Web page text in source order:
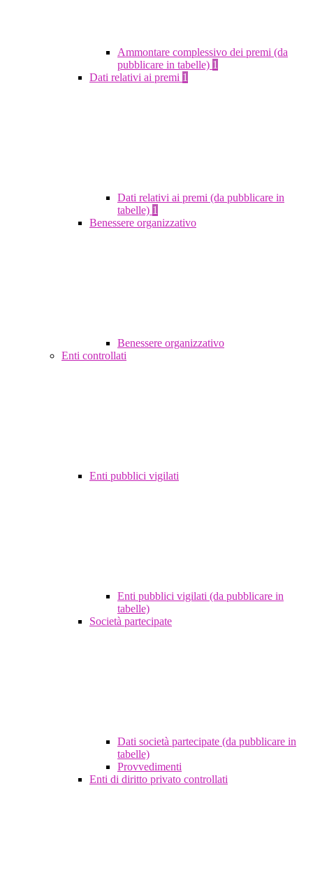
Ammontare complessivo dei premi (da
pubblicare in tabelle) 1
Dati relativi ai premi 1
Dati relativi ai premi (da pubblicare in
tabelle) 1
Benessere organizzativo
Benessere organizzativo
Enti controllati
Enti pubblici vigilati
Enti pubblici vigilati (da pubblicare in
tabelle)
Società partecipate
Dati società partecipate (da pubblicare in
tabelle)
Provvedimenti
Enti di diritto privato controllati